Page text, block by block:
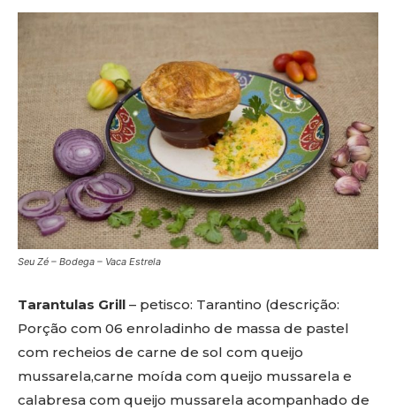
Seu Zé – Bodega – Vaca Estrela
Tarantulas Grill – petisco: Tarantino (descrição:
Porção com 06 enroladinho de massa de pastel
com recheios de carne de sol com queijo
mussarela,carne moída com queijo mussarela e
calabresa com queijo mussarela acompanhado de